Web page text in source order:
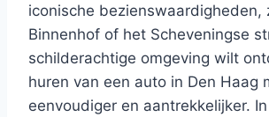
iconische bezienswaardigheden,
Binnenhof of het Scheveningse
schilderachtige omgeving wilt
huren van een auto in Den Haag
eenvoudiger en aantrekkelijker.